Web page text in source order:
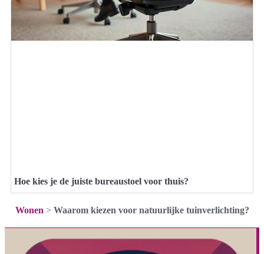
Hoe kies je de juiste bureaustoel voor thuis?
Wonen > Waarom kiezen voor natuurlijke tuinverlichting?